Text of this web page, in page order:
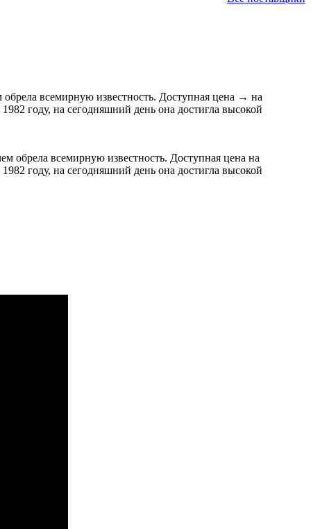
всемирную известность. Доступная цена → на
году, на сегодняшний день она достигла высокой
обрела всемирную известность. Доступная цена на
году, на сегодняшний день она достигла высокой